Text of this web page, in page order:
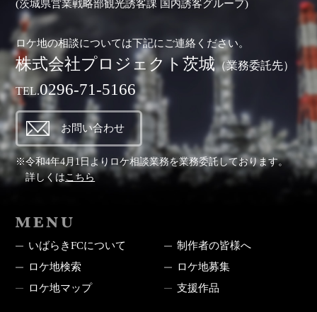
(茨城県営業戦略部観光誘客課 国内誘客グループ)
ロケ地の相談については下記にご連絡ください。
株式会社プロジェクト茨城（業務委託先）
TEL.0296-71-5166
お問い合わせ
※令和4年4月1日よりロケ相談業務を業務委託しております。
詳しくはこちら
いばらきFCについて
制作者の皆様へ
ロケ地検索
ロケ地募集
ロケ地マップ
支援作品